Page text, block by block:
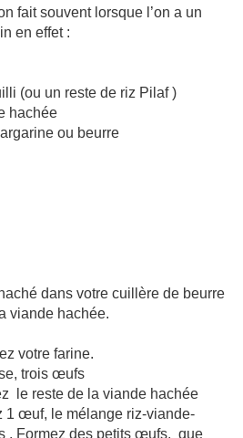
fait souvent lorsque l’on a un
en effet :
(ou un reste de riz Pilaf )
hachée
ou beurre
dans votre cuillère de beurre
viande hachée.
votre farine.
trois œufs
le reste de la viande hachée
1 œuf, le mélange riz-viande-
. Formez des petits œufs, que